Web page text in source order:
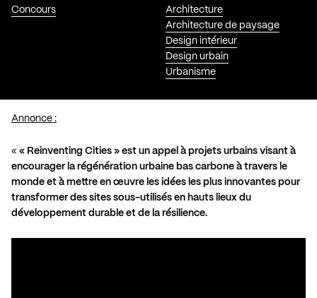
Concours
Architecture
Architecture de paysage
Design intérieur
Design urbain
Urbanisme
Annonce :
« « Reinventing Cities » est un appel à projets urbains visant à
encourager la régénération urbaine bas carbone à travers le
monde et à mettre en œuvre les idées les plus innovantes pour
transformer des sites sous-utilisés en hauts lieux du
développement durable et de la résilience.